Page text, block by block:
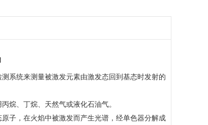
系统来测量被激发元素由激发态回到基态时发射的
烷、丁烷、天然气或液化石油气。
子，在火焰中被激发而产生光谱，经单色器分解成